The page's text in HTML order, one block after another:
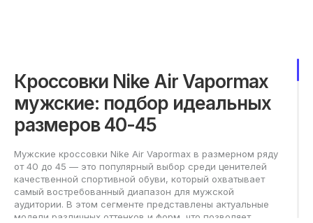
Кроссовки Nike Air Vapormax
мужские: подбор идеальных
размеров 40-45
Мужские кроссовки Nike Air Vapormax в размерном ряду
от 40 до 45 — это популярный выбор среди ценителей
качественной спортивной обуви, который охватывает
самый востребованный диапазон для мужской
аудитории. В этом сегменте представлены актуальные
модели различных оттенков и форм, что позволяет